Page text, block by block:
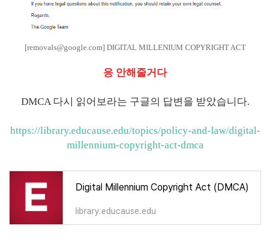
[removals@google.com] DIGITAL MILLENIUM COPYRIGHT ACT
응 안해줄거다
DMCA 다시 읽어보라는 구글의 답변을 받았습니다.
https://library.educause.edu/topics/policy-and-law/digital-
millennium-copyright-act-dmca
Digital Millennium Copyright Act (DMCA)
library.educause.edu